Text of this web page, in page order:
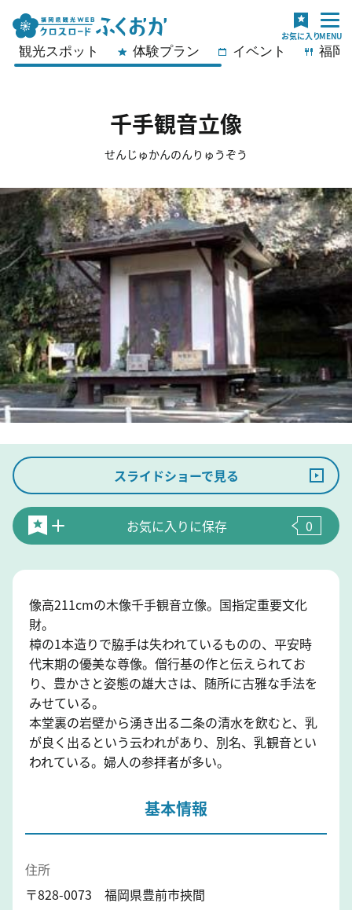
観光スポット 体験プラン イベント 福岡
千手観音立像
せんじゅかんのんりゅうぞう
スライドショーで見る
お気に入りに保存 0
像高211cmの木像千手観音立像。国指定重要文化
財。
樟の1本造りで脇手は失われているものの、平安時
代末期の優美な尊像。僧行基の作と伝えられてお
り、豊かさと姿態の雄大さは、随所に古雅な手法を
みせている。
本堂裏の岩壁から湧き出る二条の清水を飲むと、乳
が良く出るという云われがあり、別名、乳観音とい
われている。婦人の参拝者が多い。
基本情報
住所
〒828-0073 福岡県豊前市挾間